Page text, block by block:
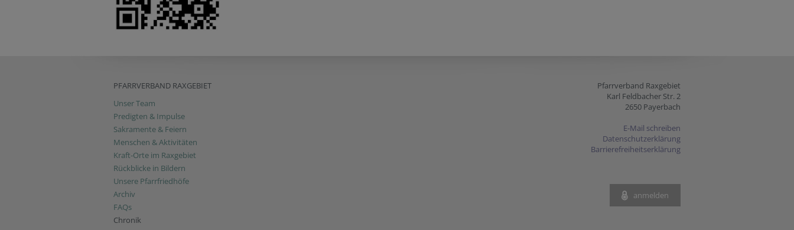
PFARRVERBAND RAXGEBIET
Unser Team
Predigten & Impulse
Sakramente & Feiern
Menschen & Aktivitäten
Kraft-Orte im Raxgebiet
Rückblicke in Bildern
Unsere Pfarrfriedhöfe
Archiv
FAQs
Chronik
Pfarrverband Raxgebiet
Karl Feldbacher Str. 2
2650 Payerbach
E-Mail schreiben
Datenschutzerklärung
Barrierefreiheitserklärung
anmelden